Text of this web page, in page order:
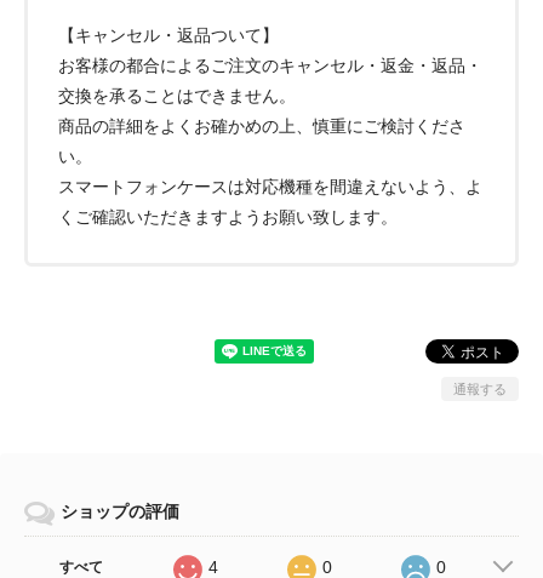
【キャンセル・返品ついて】
お客様の都合によるご注文のキャンセル・返金・返品・
交換を承ることはできません。
商品の詳細をよくお確かめの上、慎重にご検討くださ
い。
スマートフォンケースは対応機種を間違えないよう、よ
くご確認いただきますようお願い致します。
通報する
ショップの評価
すべて 4 0 0